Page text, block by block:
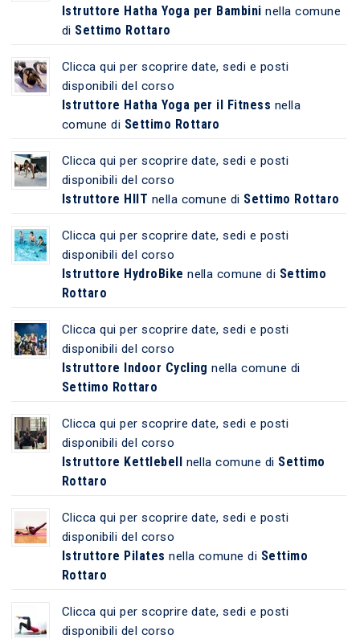
Istruttore Hatha Yoga per Bambini nella comune
di Settimo Rottaro
Clicca qui per scoprire date, sedi e posti
disponibili del corso
Istruttore Hatha Yoga per il Fitness nella
comune di Settimo Rottaro
Clicca qui per scoprire date, sedi e posti
disponibili del corso
Istruttore HIIT nella comune di Settimo Rottaro
Clicca qui per scoprire date, sedi e posti
disponibili del corso
Istruttore HydroBike nella comune di Settimo
Rottaro
Clicca qui per scoprire date, sedi e posti
disponibili del corso
Istruttore Indoor Cycling nella comune di
Settimo Rottaro
Clicca qui per scoprire date, sedi e posti
disponibili del corso
Istruttore Kettlebell nella comune di Settimo
Rottaro
Clicca qui per scoprire date, sedi e posti
disponibili del corso
Istruttore Pilates nella comune di Settimo
Rottaro
Clicca qui per scoprire date, sedi e posti
disponibili del corso